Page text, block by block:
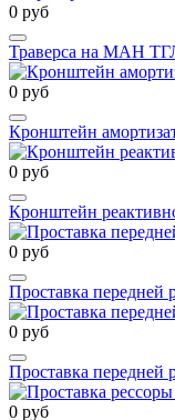
0 руб
Траверса на МАН
0 руб
Кронштейн
0 руб
Кронштейн
0 руб
Проставка
0 руб
Проставка
0 руб